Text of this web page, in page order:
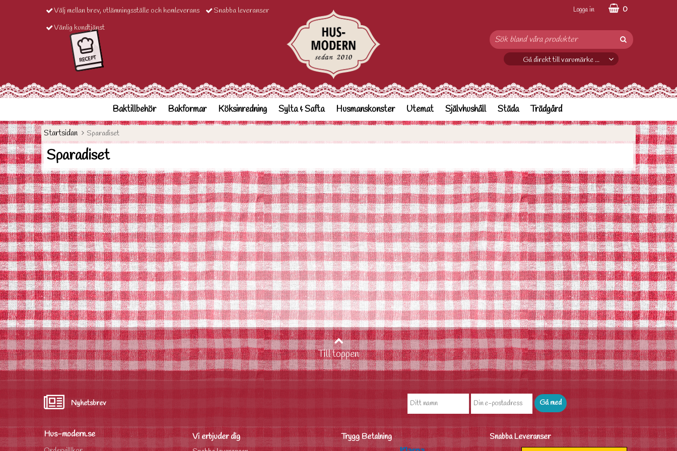
Välj mellan brev, utlämningsställe och hemleverans
Snabba leveranser
Vänlig kundtjänst
Logga in 0
Gå direkt till varumärke ...
Baktillbehör Bakformar Köksinredning Sylta & Safta Husmanskonster Utemat Självhushåll Städa Trädgård
Startsidan Sparadiset
Sparadiset
Till toppen
Nyhetsbrev
Hus-modern.se Vi erbjuder dig Trygg Betalning Snabba Leveranser